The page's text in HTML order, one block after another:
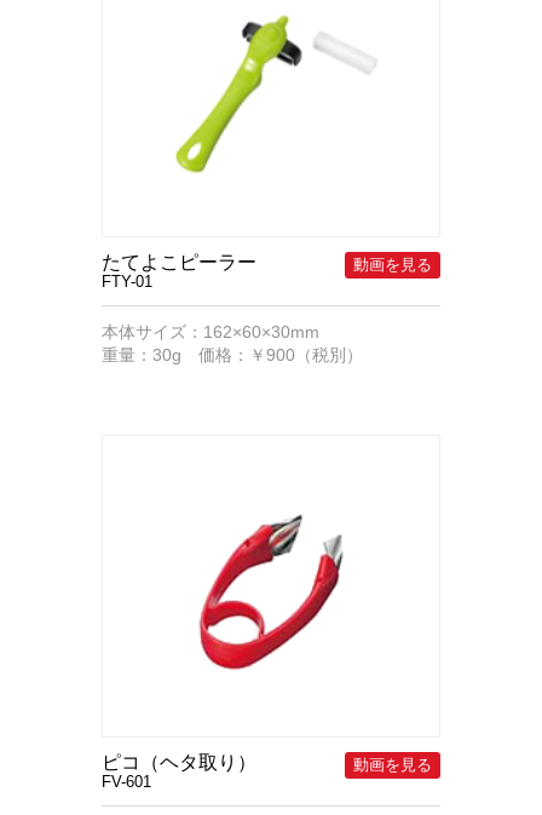
たてよこピーラー
FTY-01
本体サイズ：162×60×30mm
重量：30g 価格：￥900（税別）
ピコ（ヘタ取り）
FV-601